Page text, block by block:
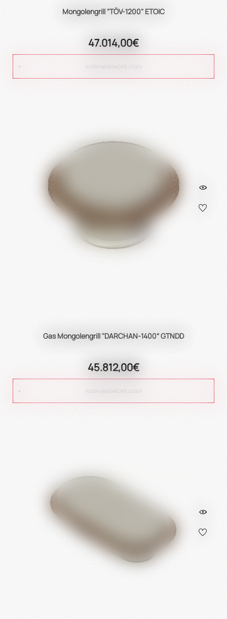
Mongolengrill "TÖV-1200" ETOIC
47.014,00€
IN DEN WARENKORB LEGEN
Gas Mongolengrill "DARCHAN-1400“ GTNDD
45.812,00€
IN DEN WARENKORB LEGEN